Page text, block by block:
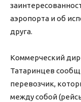
аэропорта и об
друга.
Коммерческий
Татаринцев
перевозчик,
между собой